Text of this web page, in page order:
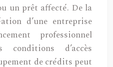
un prêt affecté. De la
d’une entreprise
professionnel
conditions d’accès
de crédits peut